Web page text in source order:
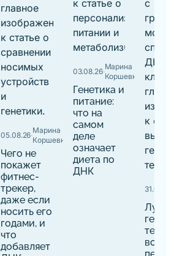
05.08.26·
Марина
Коршевнюк
Чего не
покажет
фитнес-
трекер,
даже если
носить его
годами, и
что
добавляет
03.08.26·
Марина
Коршевнюк
Генетика и
питание:
что на
самом
деле
означает
диета по
ДНК
31.07.26
перед